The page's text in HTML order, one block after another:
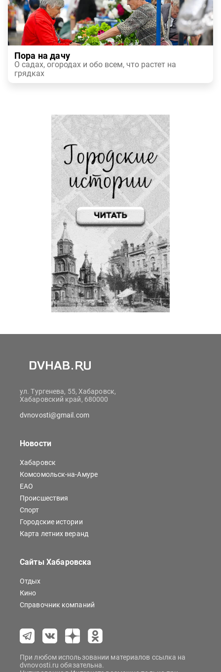
Пора на дачу
О садах, огородах и обо всем, что растет на
грядках
ул. Тургенева, 55, Хабаровск,
Хабаровский край, 680000
dvnovosti@gmail.com
Новости
Хабаровск
Комсомольск-на-Амуре
ЕАО
Происшествия
Спорт
Городские истории
Карта летних веранд
Сайты Хабаровска
Отдых
Кино
Справочник компаний
При любом использовании материалов ссылка на
dvnovosti.ru обязательна.